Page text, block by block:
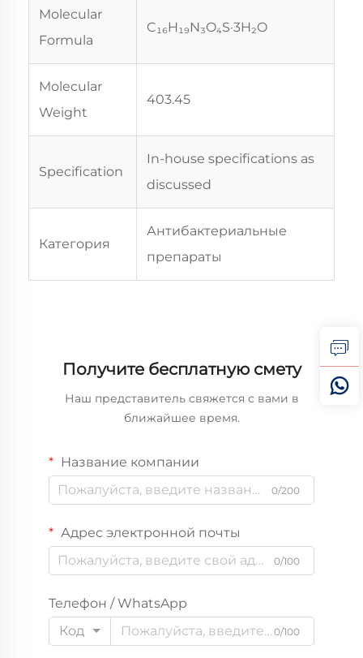
Molecular
Formula
C₁₆H₁₉N₃O₄S·3H₂O
Molecular
Weight
403.45
Specification
In-house specifications as
discussed
Категория
Антибактериальные
препараты
Получите бесплатную смету
Наш представитель свяжется с вами в
ближайшее время.
Название компании
0/200
Адрес электронной почты
0/100
Телефон / WhatsApp
Код
0/100